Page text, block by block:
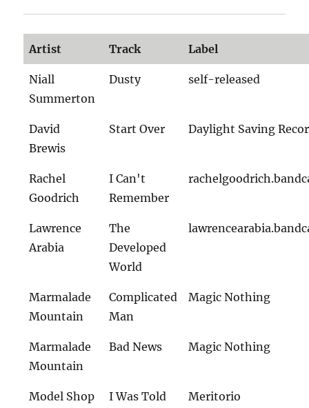
Artist Track Label
Niall
Summerton
Dusty self-released
David
Brewis
Start Over Daylight Saving
Rachel
Goodrich
I Can't
Remember
Lawrence
Arabia
The
Developed
World
Marmalade
Mountain
Complicated
Man
Magic Nothing
Marmalade
Mountain
Bad News Magic Nothing
Model Shop
I Was Told
Meritorio